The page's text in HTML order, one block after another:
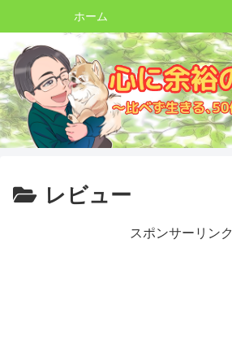
ホーム
レビュー
スポンサーリンク